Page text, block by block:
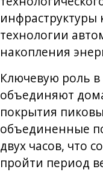
технологии
накопления
Ключевую роль
объединяют
покрытия
объединенные
двух часов, что
пройти период